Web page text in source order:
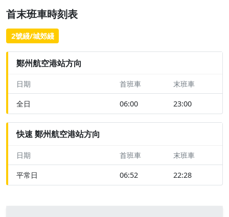
首末班車時刻表
2號綫/城郊綫
鄭州航空港站方向
日期 首班車 末班車
全日 06:00 23:00
快速 鄭州航空港站方向
日期 首班車 末班車
平常日 06:52 22:28